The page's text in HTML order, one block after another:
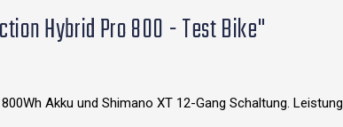
Hybrid Pro 800 - Test Bike"
Akku und Shimano XT 12-Gang Schaltung.